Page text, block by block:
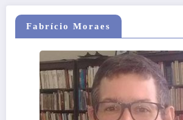
Fabrício Moraes